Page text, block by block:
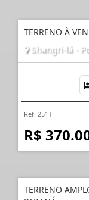
TERRENO À
Shangri-lá -
Ref. 251T
R$
TERRENO